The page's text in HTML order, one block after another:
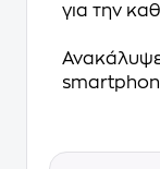
για την